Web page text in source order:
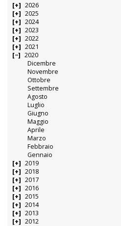
2026
2025
2024
2023
2022
2021
2020
Dicembre
Novembre
Ottobre
Settembre
Agosto
Luglio
Giugno
Maggio
Aprile
Marzo
Febbraio
Gennaio
2019
2018
2017
2016
2015
2014
2013
2012